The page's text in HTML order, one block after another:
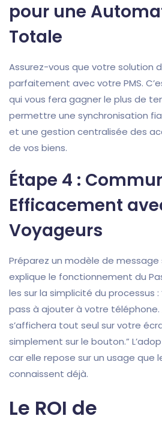
pour une
Totale
Assurez-vous que votre solution
parfaitement avec votre PMS.
qui vous fera gagner le plus de
permettre une synchronisation
et une gestion centralisée des
de vos biens.
Étape 4 :
Efficacement
Voyageurs
Préparez un modèle de message
explique le fonctionnement du
les sur la simplicité du processus :
pass à ajouter à votre téléphone.
s’affichera tout seul sur votre
simplement sur le bouton.”
car elle repose sur un usage que
connaissent déjà.
Le ROI de